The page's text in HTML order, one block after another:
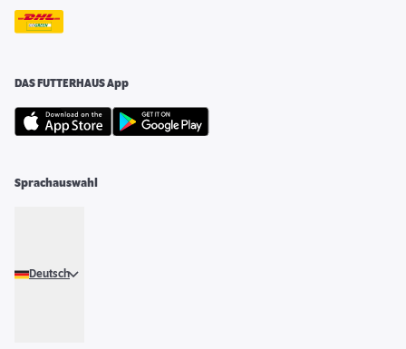
DAS FUTTERHAUS App
Sprachauswahl
Deutsch